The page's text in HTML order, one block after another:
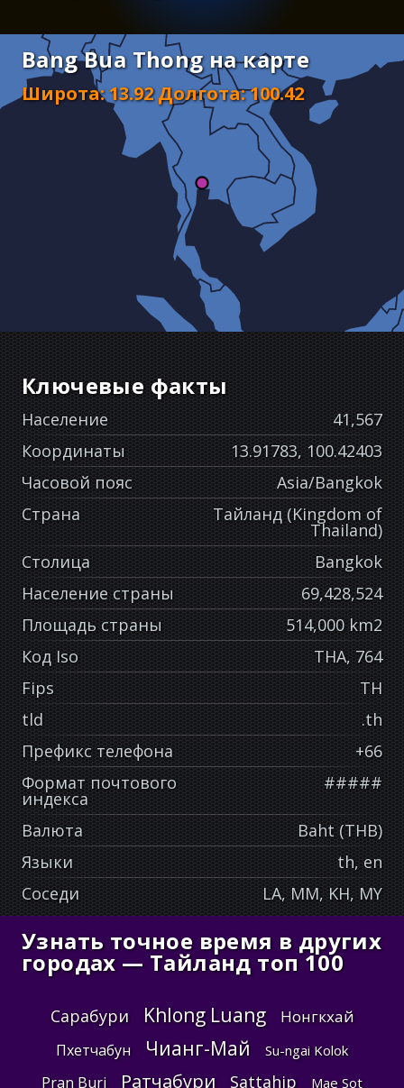
Bang Bua Thong на карте
Широта:13.92 Долгота:100.42
Ключевые факты
Население
41,567
Координаты
13.91783, 100.42403
Часовой пояс
Asia/Bangkok
Страна
Тайланд (Kingdom of
Thailand)
Столица
Bangkok
Население страны
69,428,524
Площадь страны
514,000 km2
Код Iso
THA, 764
Fips
TH
tld
.th
Префикс телефона
+66
Формат почтового
индекса
#####
Валюта
Baht (THB)
Языки
th, en
Соседи
LA, MM, KH, MY
Узнать точное время в других
городах — Тайланд топ 100
Сарабури Khlong Luang Нонгкхай
Пхетчабун Чианг-Май Su-ngai Kolok
Pran Buri Ратчабури Sattahip Mae Sot